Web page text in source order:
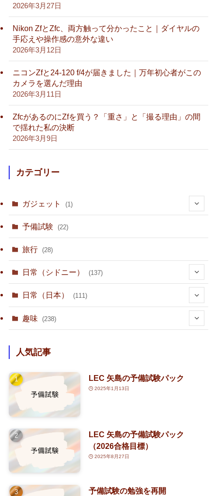
2026年3月27日
Nikon ZfとZfc、両方触って分かったこと｜ダイヤルの
手応えや操作感の意外な違い
2026年3月12日
ニコンZfと24-120 f/4が届きました｜万年初心者がこの
カメラを選んだ理由
2026年3月11日
ZfcがあるのにZfを買う？「重さ」と「撮る理由」の間
で揺れた私の決断
2026年3月9日
カテゴリー
ガジェット (1)
(1)
予備試験 (22)
旅行 (28)
日常（シドニー） (137)
(36)
日常（日本） (111)
(10)
(2)
趣味 (238)
(30)
(25)
(1)
(5)
人気記事
LEC 矢島の予備試験パック
2025年1月13日
LEC 矢島の予備試験パック
（2026合格目標）
2025年8月27日
予備試験の勉強を再開